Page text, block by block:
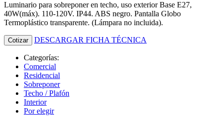
Luminario para sobreponer en techo, uso exterior Base E27,
40W(máx). 110-120V. IP44. ABS negro. Pantalla Globo
Termoplástico transparente. (Lámpara no incluida).
Cotizar DESCARGAR FICHA TÉCNICA
Categorías:
Comercial
Residencial
Sobreponer
Techo / Plafón
Interior
Por elegir